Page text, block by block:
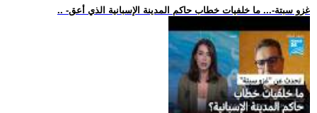
.. -غزو سبتة-... ما خلفيات خطاب حاكم المدينة الإسبانية الذي أعق